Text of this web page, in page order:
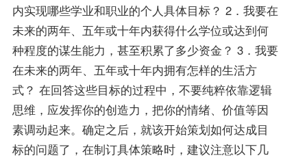
内实现哪些学业和职业的个人具体目标？ 2．我要在
未来的两年、五年或十年内获得什么学位或达到何
种程度的谋生能力，甚至积累了多少资金？ 3．我要
在未来的两年、五年或十年内拥有怎样的生活方
式？ 在回答这些目标的过程中，不要纯粹依靠逻辑
思维，应发挥你的创造力，把你的情绪、价值等因
素调动起来。确定之后，就该开始策划如何达成目
标的问题了，在制订具体策略时，建议注意以下几